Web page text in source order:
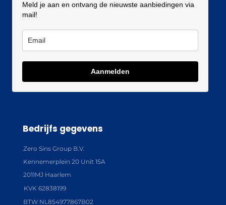
Meld je aan en ontvang de nieuwste aanbiedingen via
mail!
Aanmelden
Bedrijfs gegevens
Zero Sins Group B.V.
Kennemerplein 20 Unit 15A
2011MJ Haarlem
KVK 62838199
BTW NL854977867B02